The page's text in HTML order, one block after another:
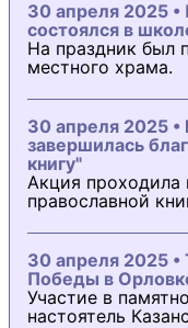
30 апреля 2025 •
состоялся в
На праздник был
местного храма.
30 апреля 2025
завершилась
книгу"
Акция проходила
православной
30 апреля 2025
Победы в
Участие в
настоятель